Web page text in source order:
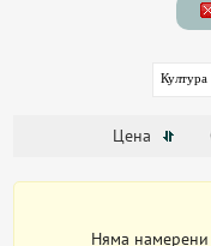
Култура
Цена
Няма